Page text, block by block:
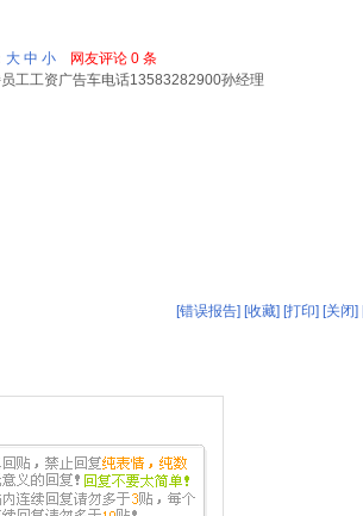
大 中 小 网友评论 0条
工工资广告车电话13583282900孙经理
[错误报告] [收藏] [打印] [关闭]